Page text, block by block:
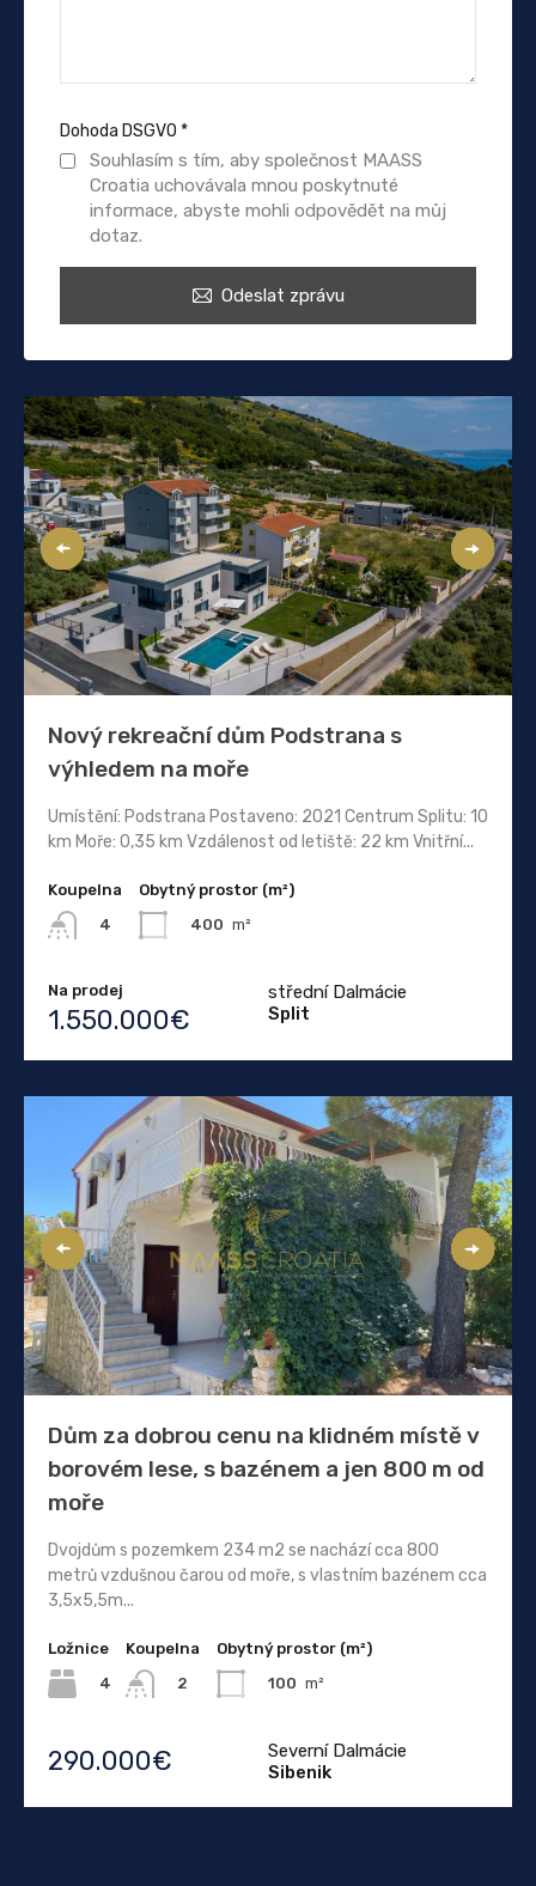
Dohoda DSGVO *
Souhlasím s tím, aby společnost MAASS
Croatia uchovávala mnou poskytnuté
informace, abyste mohli odpovědět na můj
dotaz.
Odeslat zprávu
Nový rekreační dům Podstrana s
výhledem na moře
Umístění: Podstrana Postaveno: 2021 Centrum Splitu: 10
km Moře: 0,35 km Vzdálenost od letiště: 22 km Vnitřní...
Koupelna
4
Obytný prostor (m²)
400 m²
Na prodej
1.550.000€
střední Dalmácie
Split
Dům za dobrou cenu na klidném místě v
borovém lese, s bazénem a jen 800 m od
moře
Dvojdům s pozemkem 234 m2 se nachází cca 800
metrů vzdušnou čarou od moře, s vlastním bazénem cca
3,5x5,5m...
Ložnice
4
Koupelna
2
Obytný prostor (m²)
100 m²
290.000€
Severní Dalmácie
Sibenik